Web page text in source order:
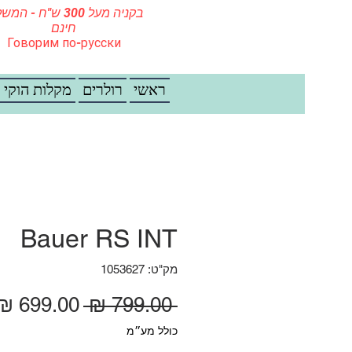
בקניה מעל 300 ש"ח -
חינם
Говорим по-русски
ראשי רולרים מקלות הוקי
Bauer RS INT
מק"ט: 1053627
‏799.00 ‏₪ מחיר רגיל
כולל מע״מ